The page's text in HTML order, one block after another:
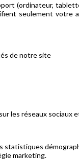
(ordinateur,
seulement votre
de notre site
les réseaux sociaux
statistiques
marketing.